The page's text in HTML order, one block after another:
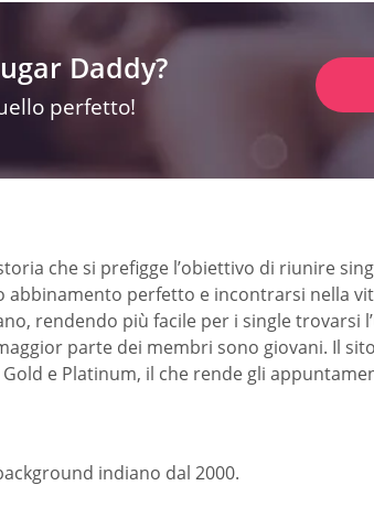
Daddy?
perfetto!
che si prefigge l’obiettivo di riunire
perfetto e incontrarsi nella
rendendo più facile per i single trovarsi
parte dei membri sono giovani. Il
e Platinum, il che rende gli
indiano dal 2000.